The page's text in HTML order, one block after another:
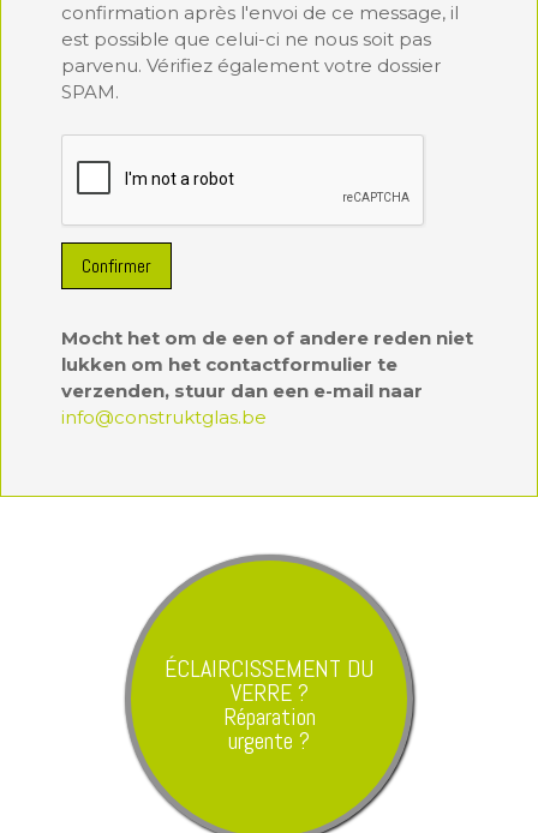
confirmation après l'envoi de ce message, il
est possible que celui-ci ne nous soit pas
parvenu. Vérifiez également votre dossier
SPAM.
Confirmer
Mocht het om de een of andere reden niet
lukken om het contactformulier te
verzenden, stuur dan een e-mail naar
info@construktglas.be
ÉCLAIRCISSEMENT DU
VERRE ?
Réparation
urgente ?